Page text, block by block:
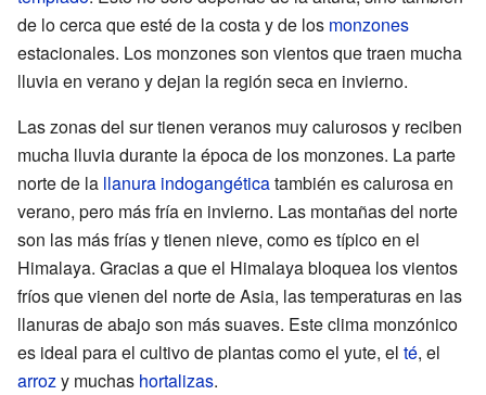
de lo cerca que esté de la costa y de los monzones
estacionales. Los monzones son vientos que traen mucha
lluvia en verano y dejan la región seca en invierno.
Las zonas del sur tienen veranos muy calurosos y reciben
mucha lluvia durante la época de los monzones. La parte
norte de la llanura indogangéticatambién es calurosa en
verano, pero más fría en invierno. Las montañas del norte
son las más frías y tienen nieve, como es típico en el
Himalaya. Gracias a que el Himalaya bloquea los vientos
fríos que vienen del norte de Asia, las temperaturas en las
llanuras de abajo son más suaves. Este clima monzónico
es ideal para el cultivo de plantas como el yute, el té, el
arrozy muchas hortalizas.